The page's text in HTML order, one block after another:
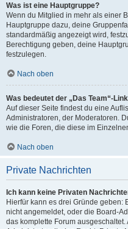
Was ist eine Hauptgruppe?
Wenn du Mitglied in mehr als einer
Hauptgruppe dazu, deine
standardmäßig angezeigt wird,
Berechtigung geben, deine
festzulegen.
Nach oben
Was bedeutet der „Das Team“-
Auf dieser Seite findest du eine
Administratoren, der Moderatoren.
wie die Foren, die diese im
Nach oben
Private Nachrichten
Ich kann keine Privaten
Hierfür kann es drei Gründe geben:
nicht angemeldet, oder die Board-
das komplette Forum